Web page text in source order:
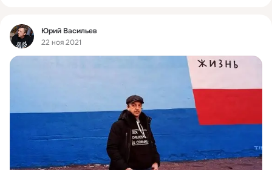
Фид
Юрий Васильев
22 ноя 2021